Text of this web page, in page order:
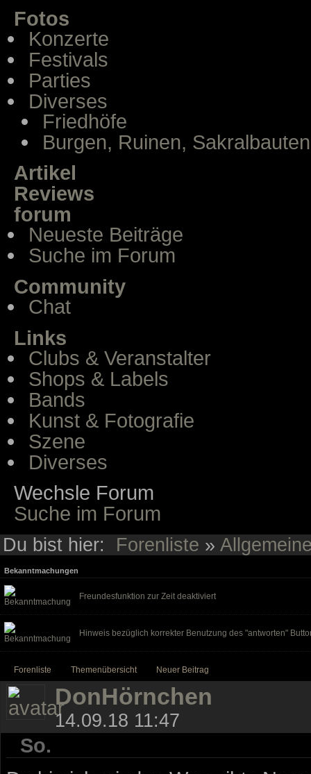
Fotos
Konzerte
Festivals
Parties
Diverses
Friedhöfe
Burgen, Ruinen, Sakralbauten
Artikel
Reviews
forum
Neueste Beiträge
Suche im Forum
Community
Chat
Links
Clubs & Veranstalter
Shops & Labels
Bands
Kunst & Fotografie
Szene
Diverses
Wechsle Forum
Suche im Forum
Du bist hier: Forenliste »
Bekanntmachungen
Freundesfunktion zur Zeit deaktiviert
Hinweis bezüglich korrekter Benutzung des "antworten"
Forenliste Themenübersicht Neuer Beitrag
DonHörnchen
14.09.18 11:47
So.